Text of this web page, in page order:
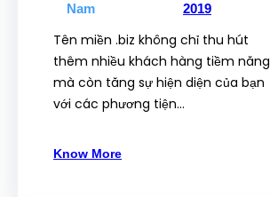
Nam
2019
Tên miền .biz không chỉ thu hút
thêm nhiều khách hàng tiềm năng
mà còn tăng sự hiện diện của bạn
với các phương tiện…
Know More